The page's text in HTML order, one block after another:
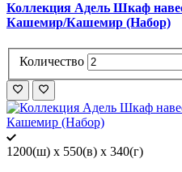
Коллекция Адель Шкаф
Кашемир/Кашемир (Набор)
Количество
1200(ш) x 550(в) x 340(г)